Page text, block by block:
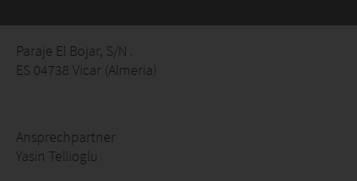
Paraje El Bojar, S/N .
ES 04738 Vicar (Almeria)
Ansprechpartner
Yasin Tellioglu